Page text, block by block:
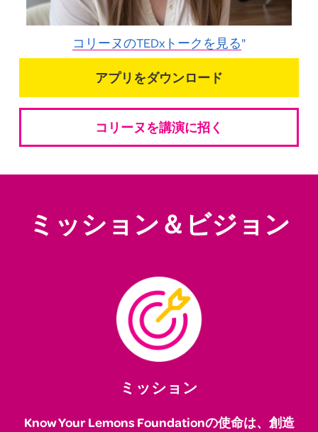
コリーヌのTEDxトークを見る"
アプリをダウンロード
コリーヌを講演に招く
ミッション＆ビジョン
ミッション
Know Your Lemons Foundationの使命は、創造